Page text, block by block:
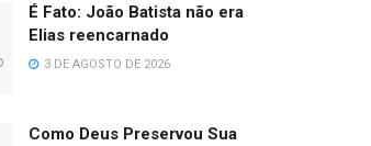
É Fato: João Batista não era
Elias reencarnado
3 DE AGOSTO DE 2026
Como Deus Preservou Sua